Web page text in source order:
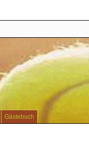
Gästebuch